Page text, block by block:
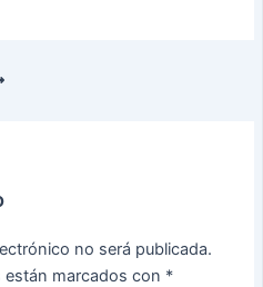
no será publicada.
marcados con *